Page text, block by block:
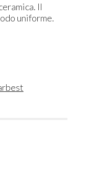
Il
uniforme.